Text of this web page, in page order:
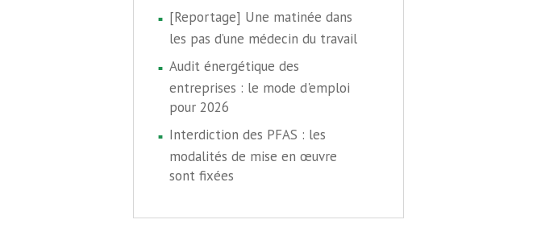
[Reportage] Une matinée dans
les pas d’une médecin du travail
Audit énergétique des
entreprises : le mode d'emploi
pour 2026
Interdiction des PFAS : les
modalités de mise en œuvre
sont fixées